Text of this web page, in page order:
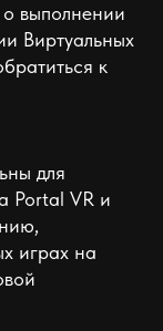
выполнении
Виртуальных
к
для
Portal VR и
играх на